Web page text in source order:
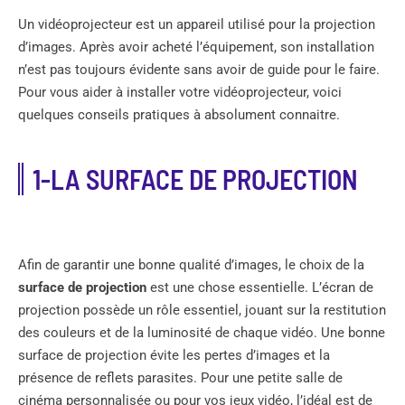
Un vidéoprojecteur est un appareil utilisé pour la projection
d’images. Après avoir acheté l’équipement, son installation
n’est pas toujours évidente sans avoir de guide pour le faire.
Pour vous aider à installer votre vidéoprojecteur, voici
quelques conseils pratiques à absolument connaitre.
1-LA SURFACE DE PROJECTION
Afin de garantir une bonne qualité d’images, le choix de la
surface de projection est une chose essentielle. L’écran de
projection possède un rôle essentiel, jouant sur la restitution
des couleurs et de la luminosité de chaque vidéo. Une bonne
surface de projection évite les pertes d’images et la
présence de reflets parasites. Pour une petite salle de
cinéma personnalisée ou pour vos jeux vidéo, l’idéal est de